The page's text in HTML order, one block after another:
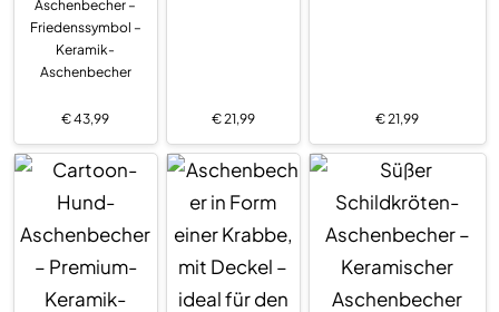
Aschenbecher –
Friedenssymbol –
Keramik-
Aschenbecher
€43,99 €21,99 €21,99